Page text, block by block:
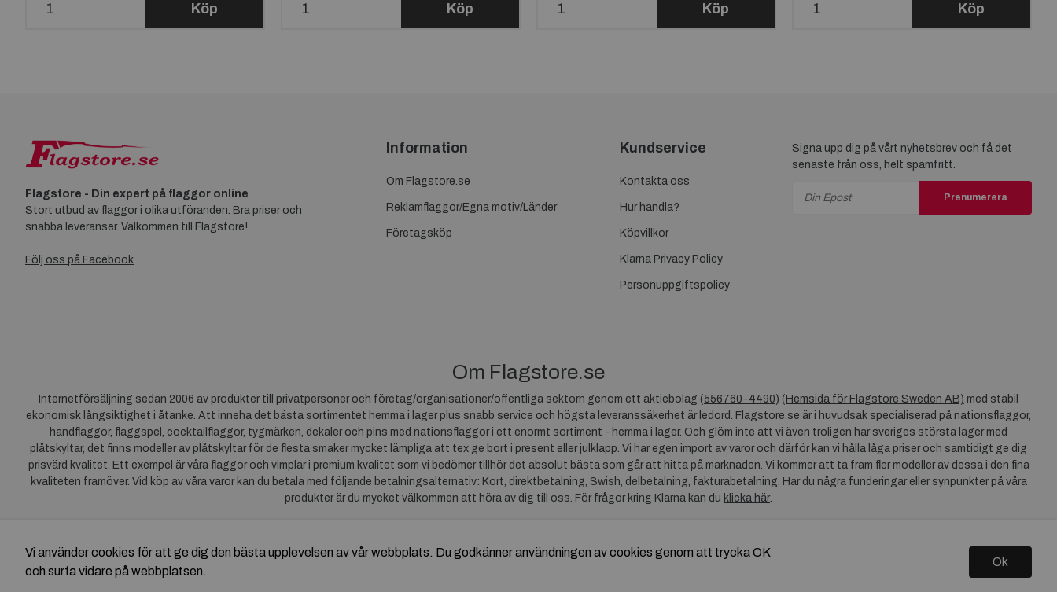
Köp Köp Köp Köp
Flagstore - Din expert på flaggor online
Stort utbud av flaggor i olika utföranden. Bra priser och
snabba leveranser. Välkommen till Flagstore!
Följ oss på Facebook
Information
Om Flagstore.se
Reklamflaggor/Egna motiv/Länder
Företagsköp
Kundservice
Kontakta oss
Hur handla?
Köpvillkor
Klarna Privacy Policy
Personuppgiftspolicy
Signa upp dig på vårt nyhetsbrev och få det
senaste från oss, helt spamfritt.
Prenumerera
Om Flagstore.se
Internetförsäljning sedan 2006 av produkter till privatpersoner och företag/organisationer/offentliga sektorn genom ett aktiebolag (556760-4490) ( Hemsida för Flagstore Sweden AB) med stabil
ekonomisk långsiktighet i åtanke. Att inneha det bästa sortimentet hemma i lager plus snabb service och högsta leveranssäkerhet är ledord. Flagstore.se är i huvudsak specialiserad på nationsflaggor,
handflaggor, flaggspel, cocktailflaggor, tygmärken, dekaler och pins med nationsflaggor i ett enormt sortiment - hemma i lager. Och glöm inte att vi även troligen har sveriges största lager med
plåtskyltar, det finns modeller av plåtskyltar för de flesta smaker mycket lämpliga att tex ge bort i present eller julklapp. Vi har egen import av varor och därför kan vi hålla låga priser och samtidigt ge dig
prisvärd kvalitet. Ett exempel är våra flaggor och vimplar i premium kvalitet som vi bedömer tillhör det absolut bästa som går att hitta på marknaden. Vi kommer att ta fram fler modeller av dessa i den fina
kvaliteten framöver. Vid köp av våra varor kan du betala med följande betalningsalternativ: Kort, direktbetalning, Swish, delbetalning, fakturabetalning. Har du några funderingar eller synpunkter på våra
produkter är du mycket välkommen att höra av dig till oss. För frågor kring Klarna kan du klicka här.
Copyright © 2026 Flagstore.se Skapad med Vendre
Vi använder cookies för att ge dig den bästa upplevelsen av vår webbplats. Du godkänner användningen av cookies genom att trycka OK
och surfa vidare på webbplatsen.
Ok